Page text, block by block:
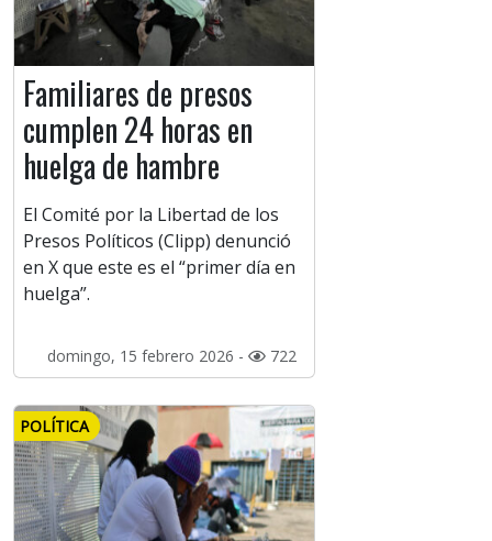
Familiares de presos
cumplen 24 horas en
huelga de hambre
El Comité por la Libertad de los
Presos Políticos (Clipp) denunció
en X que este es el “primer día en
huelga”.
domingo, 15 febrero 2026 - 722
POLÍTICA